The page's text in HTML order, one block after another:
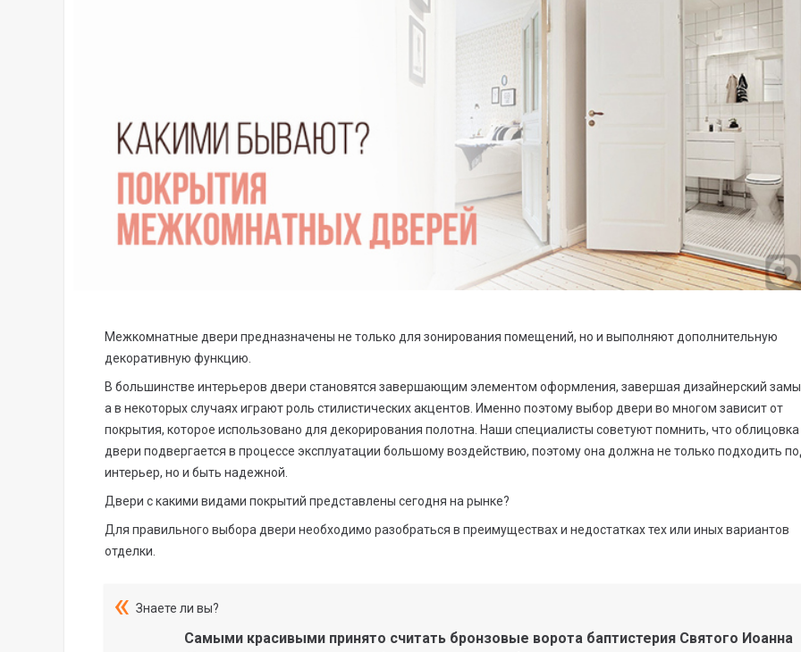
Межкомнатные двери предназначены не только для зонирования помещений, но и выполняют дополнительную
декоративную функцию.
В большинстве интерьеров двери становятся завершающим элементом оформления, завершая дизайнерский
а в некоторых случаях играют роль стилистических акцентов. Именно поэтому выбор двери во многом зависит от
покрытия, которое использовано для декорирования полотна. Наши специалисты советуют помнить, что облицовка
двери подвергается в процессе эксплуатации большому воздействию, поэтому она должна не только подходить
интерьер, но и быть надежной.
Двери с какими видами покрытий представлены сегодня на рынке?
Для правильного выбора двери необходимо разобраться в преимуществах и недостатках тех или иных вариантов
отделки.
Знаете ли вы?
Самыми красивыми принято считать бронзовые ворота баптистерия Святого Иоанна